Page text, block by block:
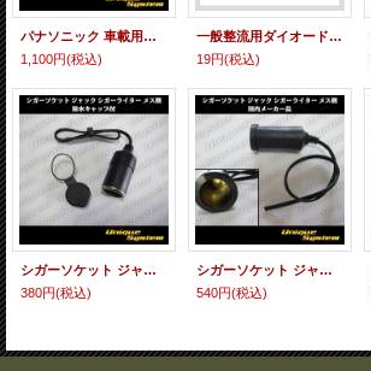
パナソニック 車載用リレー 接続コネクター・端子付 ACA12135 DC12V 30A
1,100円(税込)
一般整流用ダイオード 1N5401 100V 3A
19円(税込)
シガーソケット ジャック シガーライター メス側 防水キャップ付
380円(税込)
シガーソケット ジャック シガーライター メス側 国内メーカー品
540円(税込)